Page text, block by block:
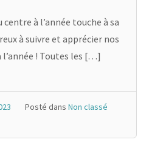
centre à l’année touche à sa
à suivre et apprécier nos
l’année ! Toutes les […]
Posté dans Non classé